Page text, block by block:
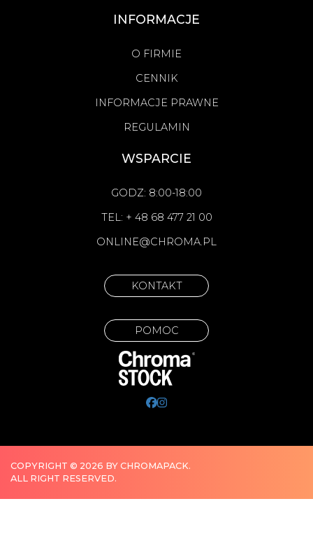
INFORMACJE
O FIRMIE
CENNIK
INFORMACJE PRAWNE
REGULAMIN
WSPARCIE
GODZ: 8:00-18:00
TEL: + 48 68 477 21 00
ONLINE@CHROMA.PL
KONTAKT
POMOC
COPYRIGHT © 2026 BY CHROMAPACK.
ALL RIGHT RESERVED.